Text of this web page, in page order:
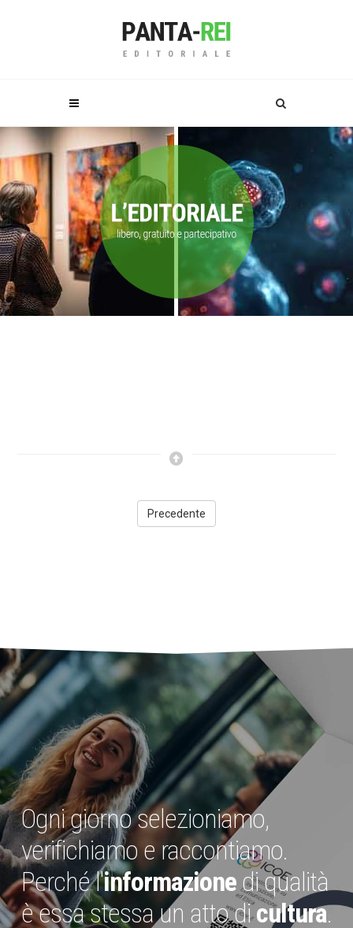
Precedente
Ogni giorno selezioniamo,
verifichiamo e raccontiamo.
Perché l'informazionedi qualità
è essa stessa un atto dicultura.